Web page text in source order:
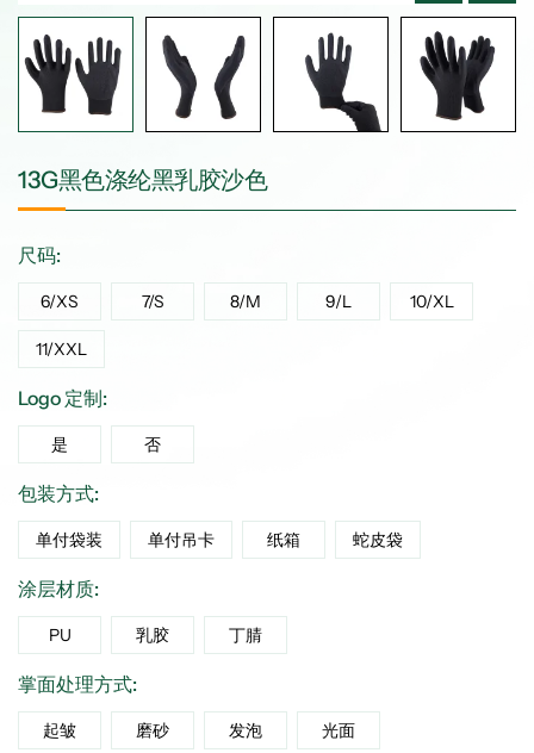
13G黑色涤纶黑乳胶沙色
尺码:
6/XS 7/S 8/M 9/L 10/XL
11/XXL
Logo 定制:
是 否
包装方式:
单付袋装 单付吊卡 纸箱 蛇皮袋
涂层材质:
PU 乳胶 丁腈
掌面处理方式:
起皱 磨砂 发泡 光面